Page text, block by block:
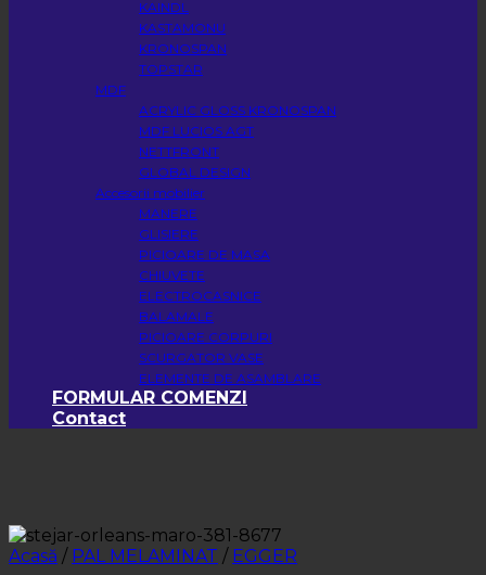
KAINDL
KASTAMONU
KRONOSPAN
TOPSTAR
MDF
ACRYLIC GLOSS KRONOSPAN
MDF LUCIOS AGT
NETTFRONT
GLOBAL DESIGN
Accesorii mobilier
MANERE
GLISIERE
PICIOARE DE MASA
CHIUVETE
ELECTROCASNICE
BALAMALE
PICIOARE CORPURI
SCURGATOR VASE
ELEMENTE DE ASAMBLARE
FORMULAR COMENZI
Contact
Acasă / PAL MELAMINAT / EGGER